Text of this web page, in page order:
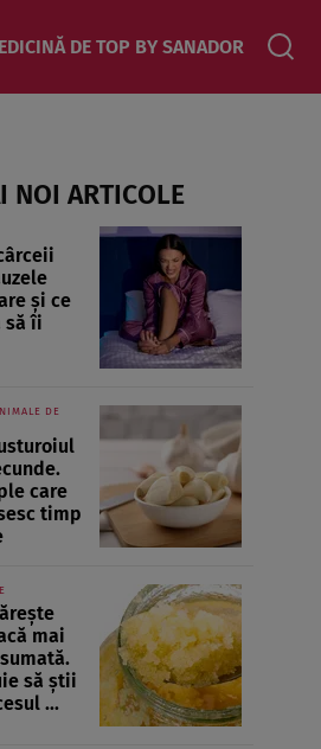
DE TOP BY SANADOR
NOI ARTICOLE
și ce
să îi
DE
care
timp
mai
să știi
...